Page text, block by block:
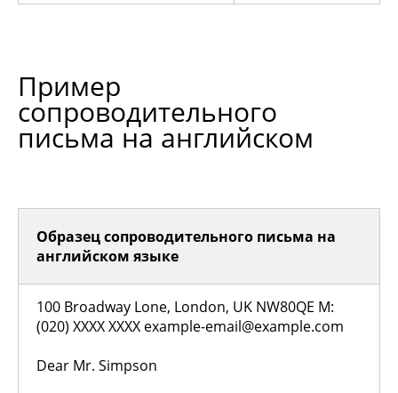
Пример
сопроводительного
письма на английском
Образец сопроводительного письма на
английском языке
100 Broadway Lone, London, UK NW80QE M:
(020) XXXX XXXX example-email@example.com
Dear Mr. Simpson